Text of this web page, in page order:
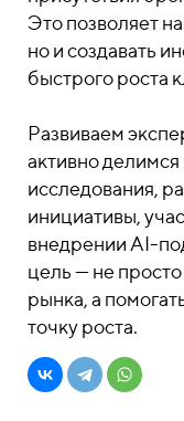
Это позволяет
но и создавать
быстрого роста
Развиваем
активно
исследования,
инициативы,
внедрении AI-
цель — не
рынка, а
точку роста.